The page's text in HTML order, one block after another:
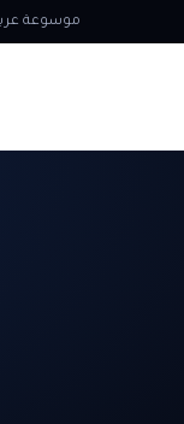
موسوعة